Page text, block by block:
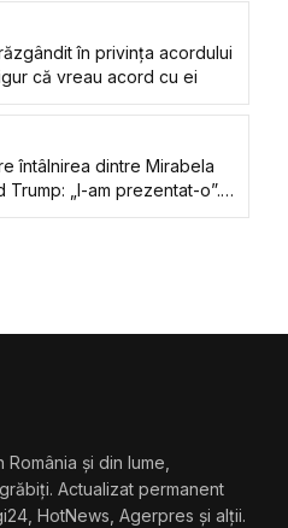
în privința acordului
că vreau acord cu ei
întâlnirea dintre Mirabela
Trump: „I-am prezentat-o”.
NATO
și din lume,
Actualizat permanent
HotNews, Agerpres și alții.